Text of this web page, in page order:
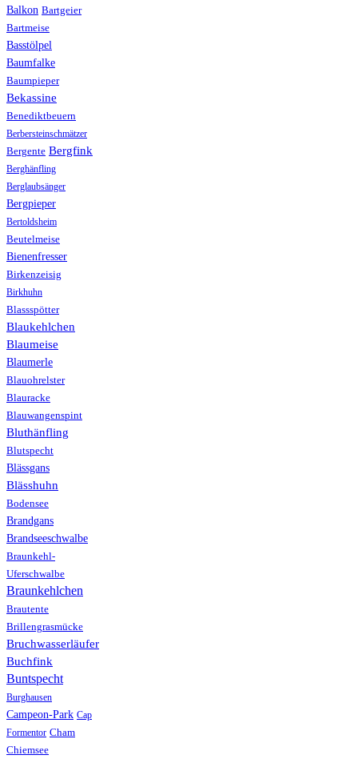
Balkon Bartgeier
Bartmeise
Basstölpel
Baumfalke
Baumpieper
Bekassine
Benediktbeuern
Berbersteinschmätzer
Bergente Bergfink
Berghänfling
Berglaubsänger
Bergpieper
Bertoldsheim
Beutelmeise
Bienenfresser
Birkenzeisig
Birkhuhn
Blassspötter
Blaukehlchen
Blaumeise
Blaumerle
Blauohrelster
Blauracke
Blauwangenspint
Bluthänfling
Blutspecht
Blässgans
Blässhuhn
Bodensee
Brandgans
Brandseeschwalbe
Braunkehl-
Uferschwalbe
Braunkehlchen
Brautente
Brillengrasmücke
Bruchwasserläufer
Buchfink
Buntspecht
Burghausen
Campeon-Park Cap
Formentor Cham
Chiemsee